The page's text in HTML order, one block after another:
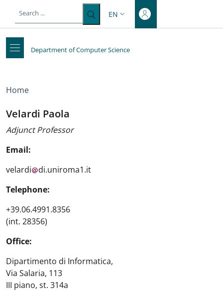
Top-level headingLANGUAGE SWITCHER: CURRENT
EN
Department of Computer Science
Breadcrumb
Home
Velardi Paola
Adjunct Professor
Email:
velardi
di.uniroma1.it
Telephone:
+39.06.4991.8356
(int. 28356)
Office:
Dipartimento di Informatica,
Via Salaria, 113
III piano, st. 314a